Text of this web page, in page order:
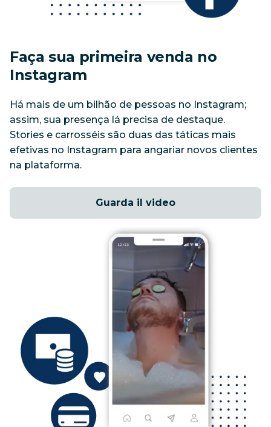
Faça sua primeira venda no
Instagram
Há mais de um bilhão de pessoas no Instagram;
assim, sua presença lá precisa de destaque.
Stories e carrosséis são duas das táticas mais
efetivas no Instagram para angariar novos clientes
na plataforma.
Guarda il video